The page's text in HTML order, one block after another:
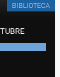
BIBLIOTECA